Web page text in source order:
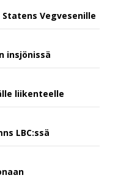
Vegvesenille
insjönissä
liikenteelle
LBC:ssä